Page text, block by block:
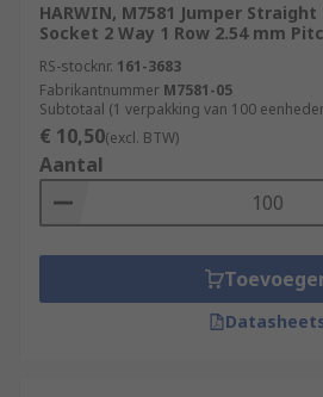
HARWIN, M7581 Jumper
Socket 2 Way 1 Row 2.54 mm
RS-stocknr. 161-3683
Fabrikantnummer M7581-05
Subtotaal (1 verpakking van 100
€ 10,50(excl. BTW)
Aantal